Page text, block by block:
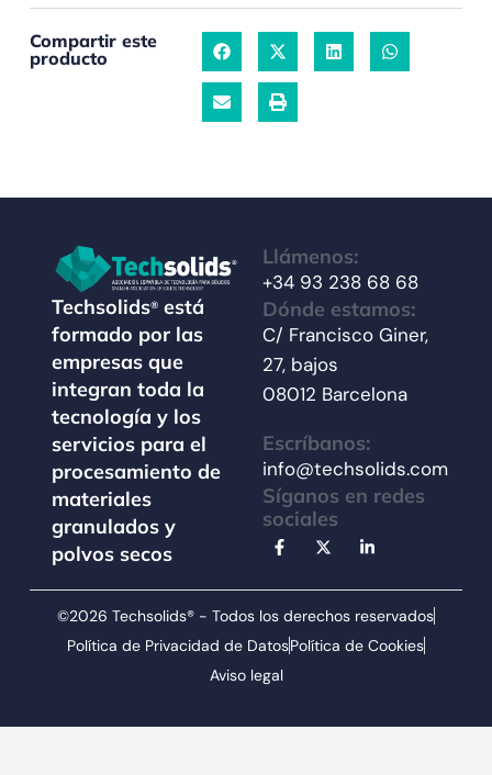
Compartir este
producto
Techsolids®está
formado por las
empresas que
integran toda la
tecnología y los
servicios para el
procesamiento de
materiales
granulados y
polvos secos
Llámenos:
+34 93 238 68 68
Dónde estamos:
C/ Francisco Giner,
27, bajos
08012 Barcelona
Escríbanos:
info@techsolids.com
Síganos en redes
sociales
©2026 Techsolids® - Todos los derechos reservados
Política de Privacidad de DatosPolítica de Cookies
Aviso legal